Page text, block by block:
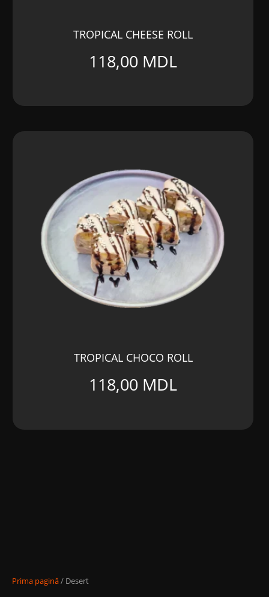
TROPICAL CHEESE ROLL
118,00 MDL
TROPICAL CHOCO ROLL
118,00 MDL
Prima pagină/ Desert